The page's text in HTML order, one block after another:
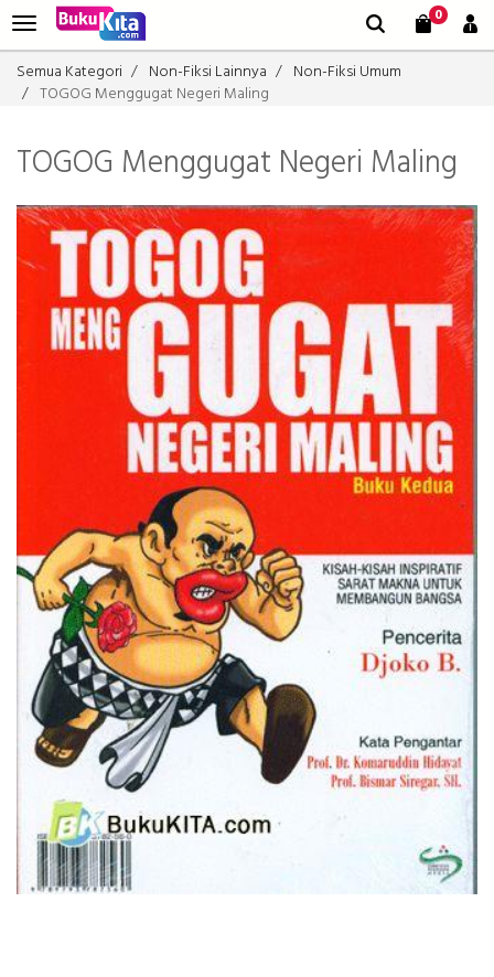
0
Semua Kategori Non-Fiksi Lainnya
Non-Fiksi Umum
TOGOG Menggugat Negeri Maling
TOGOG Menggugat Negeri Maling